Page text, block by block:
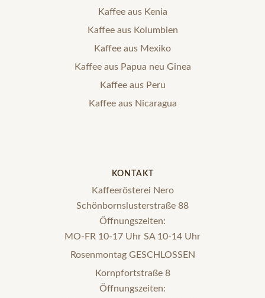
Kaffee aus Kenia
Kaffee aus Kolumbien
Kaffee aus Mexiko
Kaffee aus Papua neu Ginea
Kaffee aus Peru
Kaffee aus Nicaragua
KONTAKT
Kaffeerösterei Nero
Schönbornslusterstraße 88
Öffnungszeiten:
MO-FR 10-17 Uhr SA 10-14 Uhr
Rosenmontag GESCHLOSSEN
Kornpfortstraße 8
Öffnungszeiten: